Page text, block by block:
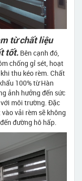
từ chất liệu
tốt. Bên cạnh đó,
chống gỉ sét, hoạt
thu kéo rèm. Chất
100% từ Hàn
ảnh hưởng đến sức
môi trường. Đặc
vải rèm sẽ không
đường hô hấp.